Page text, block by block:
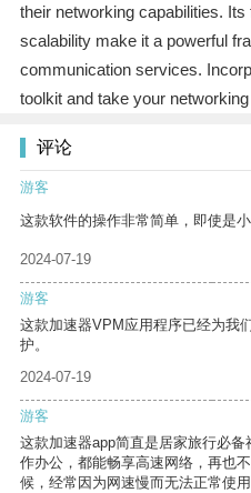
their networking capabilities.
scalability make it a powerful
communication services.
toolkit and take your
评论
游客
这款软件的操作非常简单，即使是小
2024-07-19
游客
这款加速器VPM应用程序已经为我
护。
2024-07-19
游客
这款加速器app简直是居家旅行必
作办公，都能畅享高速网络，再也
候，经常因为网速慢而无法正常使